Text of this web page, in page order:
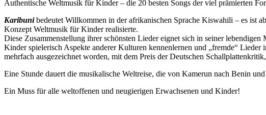
Authentische Weltmusik für Kinder – die 20 besten Songs der viel prämierten
Karibunibedeutet Willkommen in der afrikanischen Sprache Kiswahili – es ist
Konzept Weltmusik für Kinder realisierte.
Diese Zusammenstellung ihrer schönsten Lieder eignet sich in seiner
Kinder spielerisch Aspekte anderer Kulturen kennenlernen und „fremde“
mehrfach ausgezeichnet worden, mit dem Preis der Deutschen
Eine Stunde dauert die musikalische Weltreise, die von Kamerun nach Benin
Ein Muss für alle weltoffenen und neugierigen Erwachsenen und Kinder!